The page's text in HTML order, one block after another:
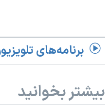
برنامه‌های
بیشتر بخوانید